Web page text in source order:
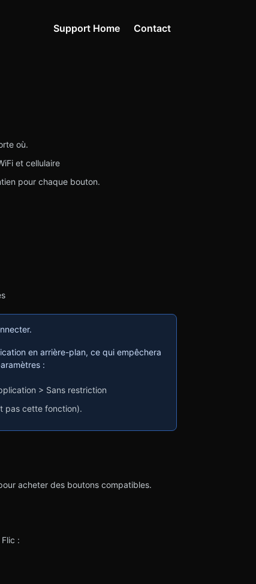
Support Home Contact
où.
et cellulaire
pour chaque bouton.
en arrière-plan, ce qui empêchera
:
> Sans restriction
pas cette fonction).
acheter des boutons compatibles.
: